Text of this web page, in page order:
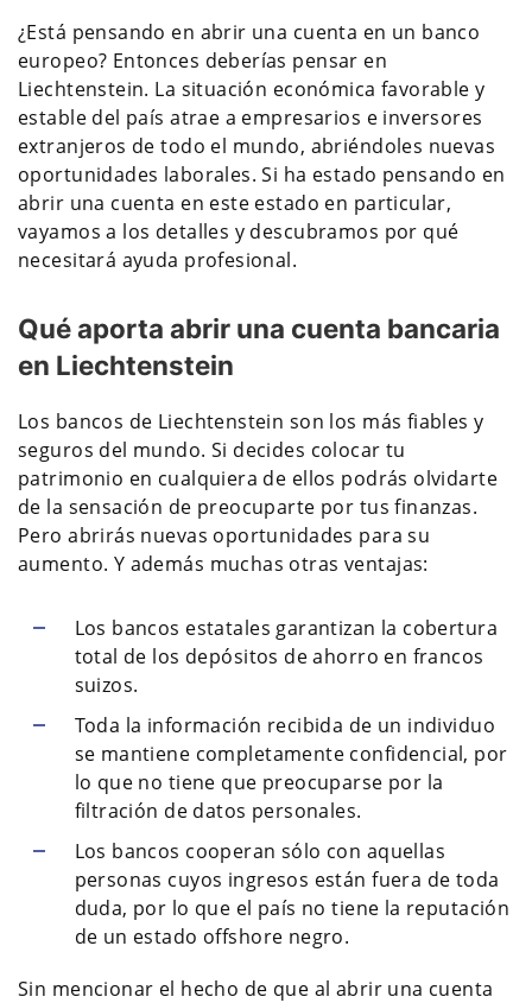
¿Está pensando en abrir una cuenta en un banco
europeo? Entonces deberías pensar en
Liechtenstein. La situación económica favorable y
estable del país atrae a empresarios e inversores
extranjeros de todo el mundo, abriéndoles nuevas
oportunidades laborales. Si ha estado pensando en
abrir una cuenta en este estado en particular,
vayamos a los detalles y descubramos por qué
necesitará ayuda profesional.
Qué aporta abrir una cuenta bancaria
en Liechtenstein
Los bancos de Liechtenstein son los más fiables y
seguros del mundo. Si decides colocar tu
patrimonio en cualquiera de ellos podrás olvidarte
de la sensación de preocuparte por tus finanzas.
Pero abrirás nuevas oportunidades para su
aumento. Y además muchas otras ventajas:
Los bancos estatales garantizan la cobertura
total de los depósitos de ahorro en francos
suizos.
Toda la información recibida de un individuo
se mantiene completamente confidencial, por
lo que no tiene que preocuparse por la
filtración de datos personales.
Los bancos cooperan sólo con aquellas
personas cuyos ingresos están fuera de toda
duda, por lo que el país no tiene la reputación
de un estado offshore negro.
Sin mencionar el hecho de que al abrir una cuenta